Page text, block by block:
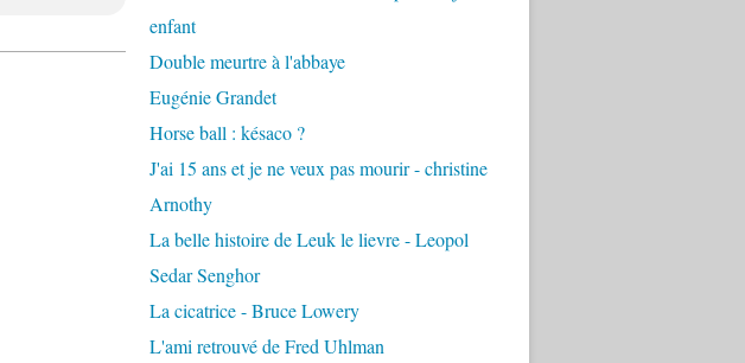
enfant
Double meurtre à l'abbaye
Eugénie Grandet
Horse ball : késaco ?
J'ai 15 ans et je ne veux pas mourir - christine
Arnothy
La belle histoire de Leuk le lievre - Leopol
Sedar Senghor
La cicatrice - Bruce Lowery
L'ami retrouvé de Fred Uhlman